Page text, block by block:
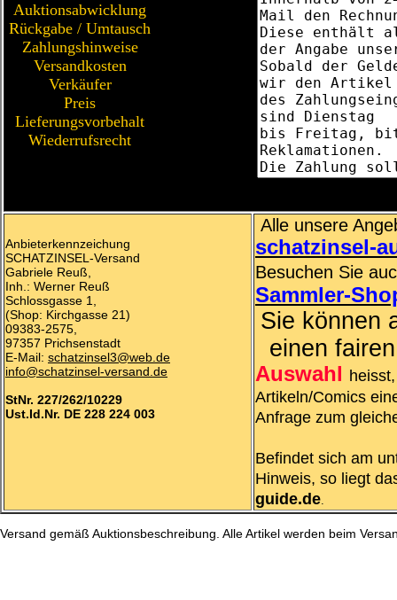
Auktionsabwicklung
Rückgabe / Umtausch
Zahlungshinweise
Versandkosten
Verkäufer
Preis
Lieferungsvorbehalt
Wiederrufsrecht
Anbieterkennzeichung
SCHATZINSEL-Versand
Gabriele Reuß,
Inh.: Werner Reuß
Schlossgasse 1,
(Shop: Kirchgasse 21)
09383-2575,
97357 Prichsenstadt
E-Mail: schatzinsel3@web.de
info@schatzinsel-versand.de
StNr. 227/262/10229
Ust.Id.Nr. DE 228 224 003
Alle unsere
schatzinsel-
Besuchen Sie
Sammler-
Sie können
einen
Auswahl
Artikeln/Comics
Anfrage zum
Befindet sich am
Hinweis, so liegt
guide.de.
Versand gemäß Auktionsbeschreibung. Alle Artikel werden beim